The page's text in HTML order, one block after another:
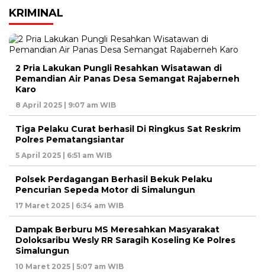
KRIMINAL
2 Pria Lakukan Pungli Resahkan Wisatawan di
Pemandian Air Panas Desa Semangat Rajaberneh
Karo
8 April 2025 | 9:07 am WIB
Tiga Pelaku Curat berhasil Di Ringkus Sat Reskrim
Polres Pematangsiantar
5 April 2025 | 6:51 am WIB
Polsek Perdagangan Berhasil Bekuk Pelaku
Pencurian Sepeda Motor di Simalungun
17 Maret 2025 | 6:34 am WIB
Dampak Berburu MS Meresahkan Masyarakat
Doloksaribu Wesly RR Saragih Koseling Ke Polres
Simalungun
10 Maret 2025 | 5:07 am WIB